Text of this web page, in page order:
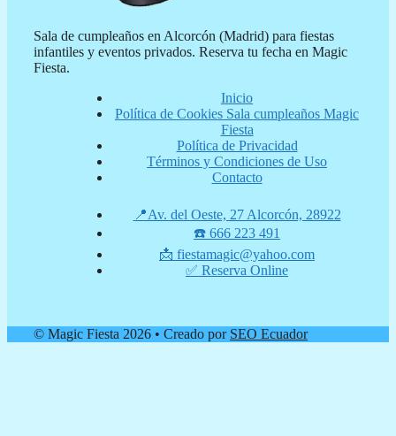
Sala de cumpleaños en Alcorcón (Madrid) para fiestas
infantiles y eventos privados. Reserva tu fecha en Magic
Fiesta.
Inicio
Política de Cookies Sala cumpleaños Magic
Fiesta
Política de Privacidad
Términos y Condiciones de Uso
Contacto
📍Av. del Oeste, 27 Alcorcón, 28922
☎️ 666 223 491
📩 fiestamagic@yahoo.com
✅ Reserva Online
© Magic Fiesta 2026 • Creado por SEO Ecuador